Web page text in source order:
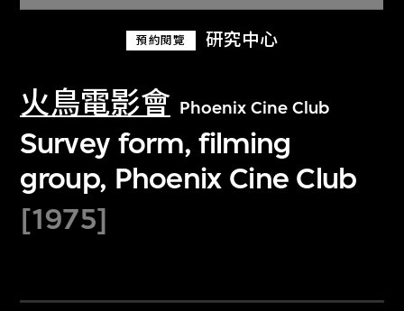
預約閱覽 研究中心
火鳥電影會 Phoenix Cine Club
Survey form, filming
group, Phoenix Cine Club
[1975]
關於M+藏品
探索世界頂級的二十及二十一世紀視覺
文化藏品。